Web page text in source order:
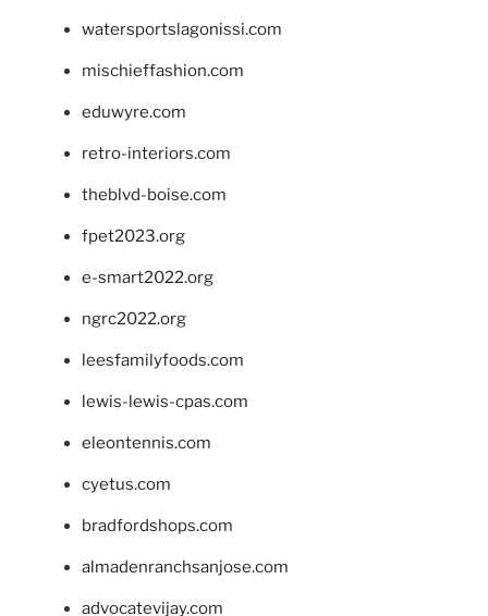
watersportslagonissi.com
mischieffashion.com
eduwyre.com
retro-interiors.com
theblvd-boise.com
fpet2023.org
e-smart2022.org
ngrc2022.org
leesfamilyfoods.com
lewis-lewis-cpas.com
eleontennis.com
cyetus.com
bradfordshops.com
almadenranchsanjose.com
advocatevijay.com